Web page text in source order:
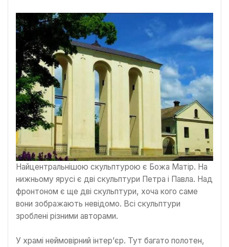
Найцентральнішою скульптурою є Божа Матір. На
нижньому ярусі є дві скульптури Петра і Павла. Над
фронтоном є ще дві скульптури, хоча кого саме
вони зображають невідомо. Всі скульптури
зроблені різними авторами.
У храмі неймовірний інтер’єр. Тут багато полотен,